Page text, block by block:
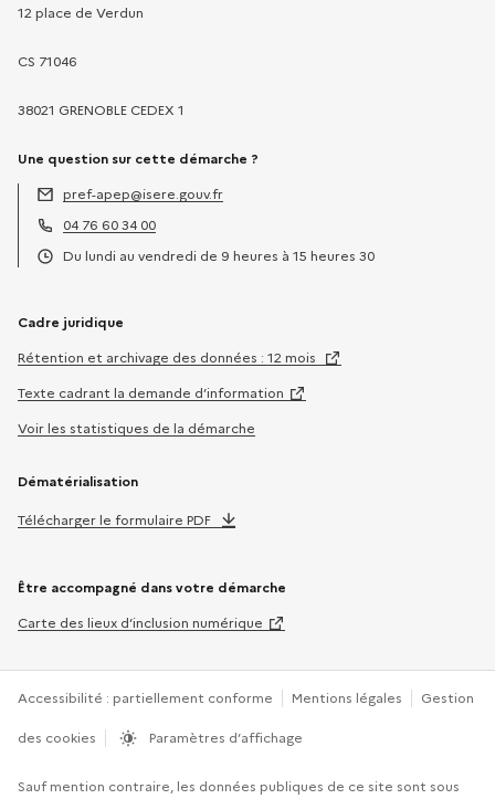
12 place de Verdun
CS 71046
38021 GRENOBLE CEDEX 1
Une question sur cette démarche ?
Adresse électronique :
pref-apep@isere.gouv.fr
Téléphone :
04 76 60 34 00
Du lundi au vendredi de 9 heures à 15 heures 30
Cadre juridique
Rétention et archivage des données : 12 mois
Texte cadrant la demande d’information
Voir les statistiques de la démarche
Dématérialisation
Télécharger le formulaire PDF
Être accompagné dans votre démarche
Carte des lieux d’inclusion numérique
Accessibilité : partiellement conforme Mentions légales Gestion
des cookies Paramètres d’affichage
Sauf mention contraire, les données publiques de ce site sont sous